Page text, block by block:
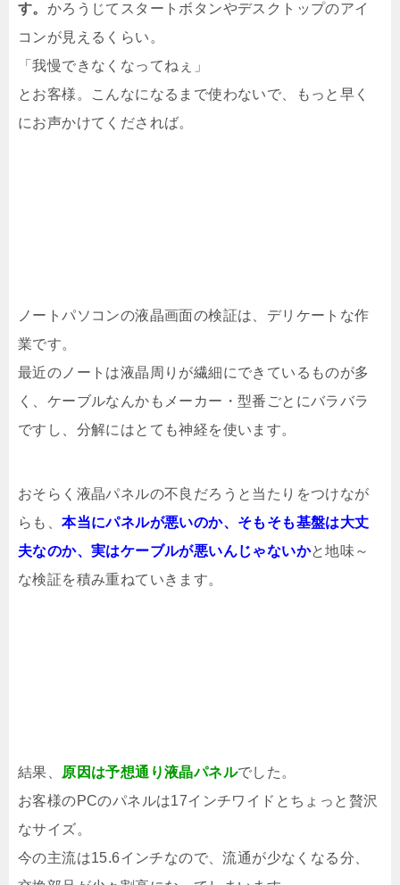
す。 かろうじてスタートボタンやデスクトップのアイ
コンが見えるくらい。
「我慢できなくなってねぇ」
とお客様。こんなになるまで使わないで、もっと早く
にお声かけてくだされば。
ノートパソコンの液晶画面の検証は、デリケートな作
業です。
最近のノートは液晶周りが繊細にできているものが多
く、ケーブルなんかもメーカー・型番ごとにバラバラ
ですし、分解にはとても神経を使います。
おそらく液晶パネルの不良だろうと当たりをつけなが
らも、本当にパネルが悪いのか、そもそも基盤は大丈
夫なのか、実はケーブルが悪いんじゃないかと地味～
な検証を積み重ねていきます。
結果、 原因は予想通り液晶パネルでした。
お客様のPCのパネルは17インチワイドとちょっと贅沢
なサイズ。
今の主流は15.6インチなので、流通が少なくなる分、